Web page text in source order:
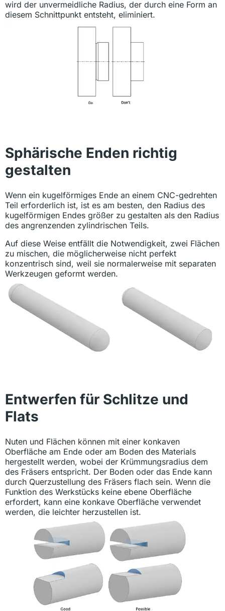
wird der unvermeidliche Radius, der durch eine Form an
diesem Schnittpunkt entsteht, eliminiert.
Sphärische Enden richtig
gestalten
Wenn ein kugelförmiges Ende an einem CNC-gedrehten
Teil erforderlich ist, ist es am besten, den Radius des
kugelförmigen Endes größer zu gestalten als den Radius
des angrenzenden zylindrischen Teils.
Auf diese Weise entfällt die Notwendigkeit, zwei Flächen
zu mischen, die möglicherweise nicht perfekt
konzentrisch sind, weil sie normalerweise mit separaten
Werkzeugen geformt werden.
Entwerfen für Schlitze und
Flats
Nuten und Flächen können mit einer konkaven
Oberfläche am Ende oder am Boden des Materials
hergestellt werden, wobei der Krümmungsradius dem
des Fräsers entspricht. Der Boden oder das Ende kann
durch Querzustellung des Fräsers flach sein. Wenn die
Funktion des Werkstücks keine ebene Oberfläche
erfordert, kann eine konkave Oberfläche verwendet
werden, die leichter herzustellen ist.